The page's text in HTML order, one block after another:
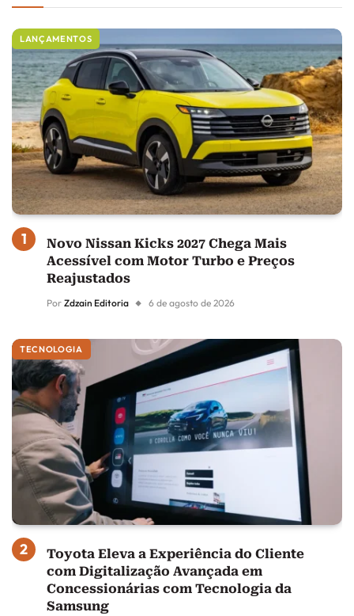
LANÇAMENTOS
Novo Nissan Kicks 2027 Chega Mais
Acessível com Motor Turbo e Preços
Reajustados
Por Zdzain Editoria 6 de agosto de 2026
TECNOLOGIA
Toyota Eleva a Experiência do Cliente
com Digitalização Avançada em
Concessionárias com Tecnologia da
Samsung